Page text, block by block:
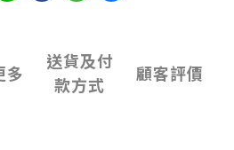
多
送貨及付
款方式
顧客評價